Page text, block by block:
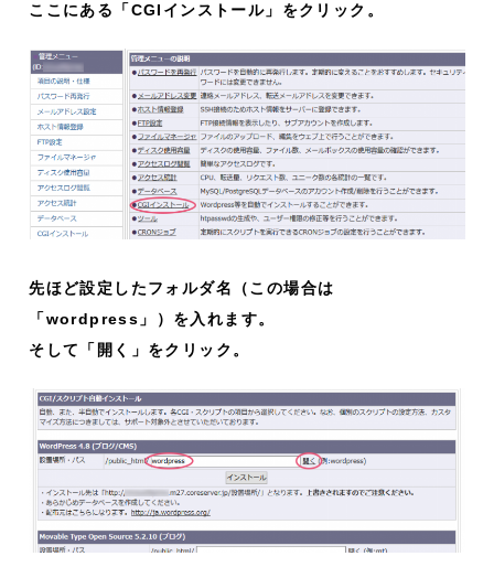
ここにある「CGIインストール」をクリック。
先ほど設定したフォルダ名（この場合は
「wordpress」）を入れます。
そして「開く」をクリック。